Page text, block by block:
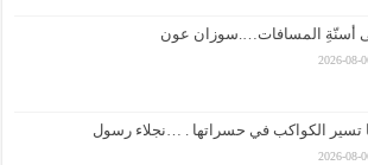
أسنّةِ المسافات….سوزان عون
2026-08-
تسير الكواكب في حسراتها . …نجلاء رسول
2026-08-